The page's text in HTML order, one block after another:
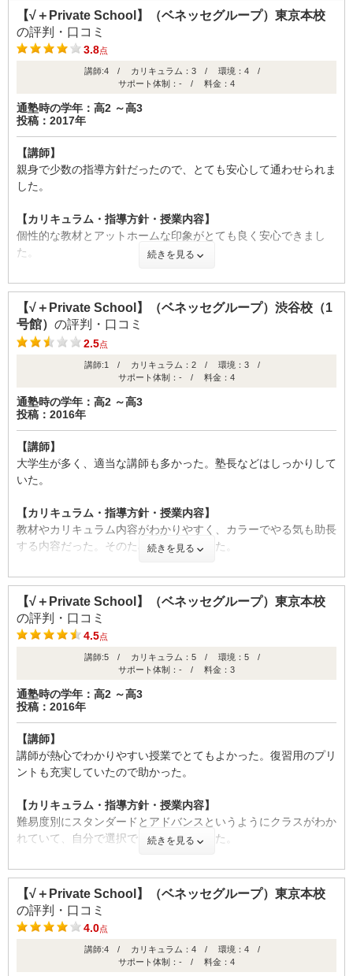
ど） 】
●周辺の環境
駅からそれほど遠くなく、また、近くに本屋やカフェがあり、学
習するのに適していると思う。
●校舎内の環境
自習室の席はかなり多いですが、それ以上に生徒数が多いため、
時々満室になることがある。
決して安くはないですが、授業内容を考えると適正だと思う。季
節講習はとればとるほど金額がかさむので取りすぎには注意する
必要がある。
【良かった点（改善してほしい点） 】
少人数制で、先生との距離が近いため、授業に集中できる。毎回
授業の最初に小テストがあるため、きちんと復習ができる。
ID:1738
【√＋Private School】（ベネッセグループ）東京本校
の評判・口コミ
3.8点
講師:4 / カリキュラム：3 / 環境：4 /
サポート体制：- / 料金：4
通塾時の学年：高2 ～高3
投稿：2017年
【講師】
親身で少数の指導方針だったので、とても安心して通わせられま
した。
【カリキュラム・指導方針・授業内容】
個性的な教材とアットホームな印象がとても良く安心できまし
た。
【校舎内外の環境について（自習室、交通の便、治安、立地な
ど） 】
●塾の周りの環境
水道橋からも近く、通いやすかったのですが少し風紀に不安はあ
りました。
決して大きくはないものの、かえってそこが安心感と落ち着きを
感じました。
【料金】
月謝制だったので、とてもリーズナブルで講習も安心感がもてま
した。
全てが派手さはないものの、そこが一番の魅力だと考えられま
す。
【成績の推移】
入会
卒業
続きを見る
【√＋Private School】（ベネッセグループ）渋谷校（1
号館） の評判・口コミ
2.5点
講師:1 / カリキュラム：2 / 環境：3 /
サポート体制：- / 料金：4
通塾時の学年：高2 ～高3
投稿：2016年
【講師】
大学生が多く、適当な講師も多かった。塾長などはしっかりして
いた。
【カリキュラム・指導方針・授業内容】
教材やカリキュラム内容がわかりやすく、カラーでやる気も助長
する内容だった。そのため続けやすかった。
【校舎内外の環境について（自習室、交通の便、治安、立地な
ど） 】
病院のような、変な緊張感とかではなく、自然と静かにしなけれ
ばならないような雰囲気だったので静かでよかった。
【良かった点（改善してほしい点） 】
先ほども書きましたが塾講師の雰囲気が少し緩く、勉強をしに来
ている生徒にはあまり好ましくなかった
【成績の推移】
学校の成績
時期
(高2)
(高3)
不適切な口コミを報告する
続きを見る
【√＋Private School】（ベネッセグループ）東京本校
の評判・口コミ
4.5点
講師:5 / カリキュラム：5 / 環境：5 /
サポート体制：- / 料金：3
通塾時の学年：高2 ～高3
投稿：2016年
【講師】
講師が熱心でわかりやすい授業でとてもよかった。復習用のプリ
ントも充実していたので助かった。
【カリキュラム・指導方針・授業内容】
難易度別にスタンダードとアドバンスというようにクラスがわか
れていて、自分で選択できたのでよかった。
【校舎内外の環境について（自習室、交通の便、治安、立地な
ど） 】
教室は清潔で椅子も座りやすかったので快適だった。空調も快適
だったので集中できる環境だった。
料金面は親に任せきりだったので、よくわからないが、たぶん標
続きを見る
【√＋Private School】（ベネッセグループ）東京本校
の評判・口コミ
4.0点
講師:4 / カリキュラム：4 / 環境：4 /
サポート体制：- / 料金：4